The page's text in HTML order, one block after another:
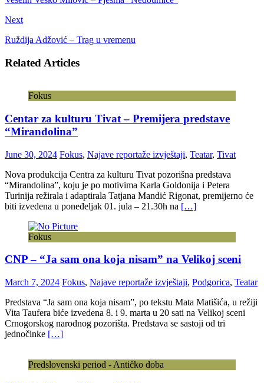
Next
Ruždija Adžović – Trag u vremenu
Related Articles
Fokus
Centar za kulturu Tivat – Premijera predstave
“Mirandolina”
June 30, 2024 Fokus, Najave reportaže izvještaji, Teatar, Tivat
Nova produkcija Centra za kulturu Tivat pozorišna predstava
“Mirandolina”, koju je po motivima Karla Goldonija i Petera
Turinija režirala i adaptirala Tatjana Mandić Rigonat, premijerno će
biti izvedena u poneđeljak 01. jula – 21.30h na […]
Fokus
CNP – “Ja sam ona koja nisam” na Velikoj sceni
March 7, 2024 Fokus, Najave reportaže izvještaji, Podgorica, Teatar
Predstava “Ja sam ona koja nisam”, po tekstu Mata Matišića, u režiji
Vita Taufera biće izvedena 8. i 9. marta u 20 sati na Velikoj sceni
Crnogorskog narodnog pozorišta. Predstava se sastoji od tri
jednočinke […]
Predslovenski period - Antičko doba